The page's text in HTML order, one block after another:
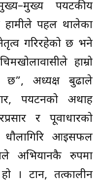
पर्यटकीय
हामीले पहल थालेका
गरिरहेको छ भने
हाम्रो
छ”, अध्यक्ष बुढाले
पर्यटनको अथाह
र पूर्वाधारको
आइसफल
अभियानकै रुपमा
। टान, तत्कालीन